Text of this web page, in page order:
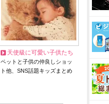
天使級に可愛い子供たち
ペットと子供の仲良しショッ
ト他、SNS話題キッズまとめ